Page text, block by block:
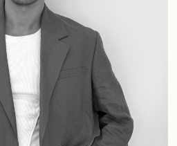
Можно смотреть
с телефона, планшета
или компьютера